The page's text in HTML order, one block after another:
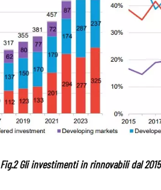
Fig.2 Gli investimenti in rinnovabili dal